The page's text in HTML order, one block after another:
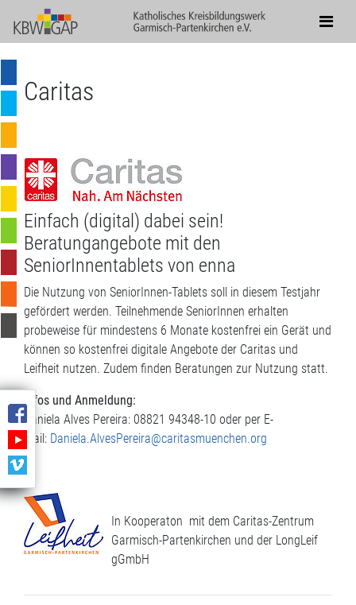
Caritas
Einfach (digital) dabei sein!
Beratungangebote mit den
SeniorInnentablets von enna
Die Nutzung von SeniorInnen-Tablets soll in diesem Testjahr
gefördert werden. Teilnehmende SeniorInnen erhalten
probeweise für mindestens 6 Monate kostenfrei ein Gerät und
können so kostenfrei digitale Angebote der Caritas und
Leifheit nutzen. Zudem finden Beratungen zur Nutzung statt.
Infos und Anmeldung:
Daniela Alves Pereira: 08821 94348-10 oder per E-
Mail: Daniela.AlvesPereira@caritasmuenchen.org
In Kooperaton mit dem Caritas-Zentrum
Garmisch-Partenkirchen und der LongLeif
gGmbH